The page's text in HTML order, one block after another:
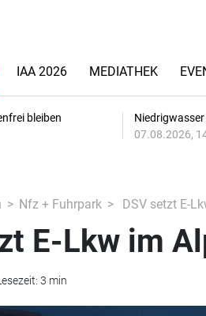
IAA 2026 MEDIATHEK
bleiben
07.08.2026,
Nfz + Fuhrpark DSV setzt E-
E-Lkw im
3 min